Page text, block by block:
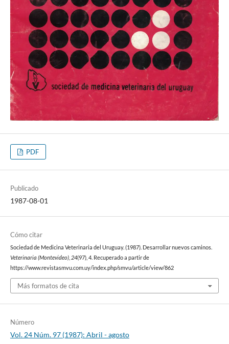
PDF
Publicado
1987-08-01
Cómo citar
Sociedad de Medicina Veterinaria del Uruguay. (1987). Desarrollar nuevos caminos.
Veterinaria (Montevideo), 24(97), 4. Recuperado a partir de
https://www.revistasmvu.com.uy/index.php/smvu/article/view/862
Más formatos de cita
Número
Vol. 24 Núm. 97 (1987): Abril - agosto